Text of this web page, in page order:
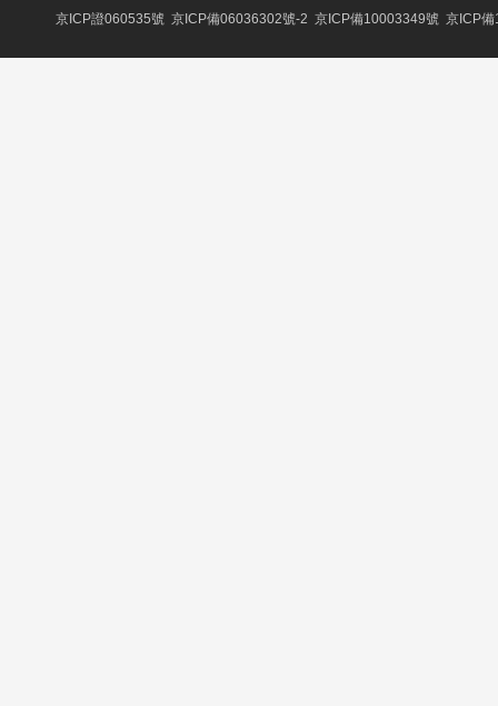
京ICP證060535號 京ICP備06036302號-2 京ICP備10003349號 京ICP